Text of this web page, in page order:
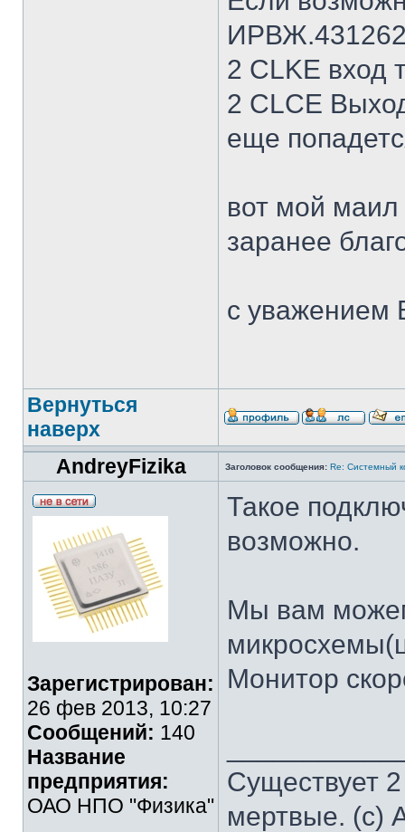
2 CLKE вход
2 CLCE
еще
вот мой маил
заранее
с уважением
Вернуться
наверх
AndreyFizika
Заголовок сообщения: Re: Системный
Зарегистрирован:
26 фев 2013, 10:27
Сообщений: 140
Название
предприятия:
ОАО НПО "Физика"
Такое
возможно.
Мы вам
Монитор
Существует
мертвые. (с)